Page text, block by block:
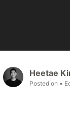
Heetae
Posted on •